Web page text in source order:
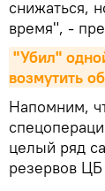
снижаться,
время", -
"Убил"
возмутить
Напомним,
целый ряд
резервов